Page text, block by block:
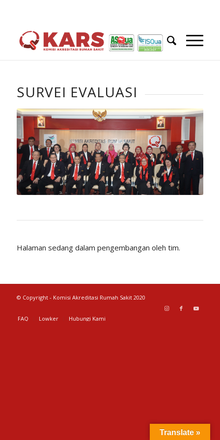
SURVEI EVALUASI
Halaman sedang dalam pengembangan oleh tim.
© Copyright - Komisi Akreditasi Rumah Sakit 2020
FAQ Lowker Hubungi Kami
Translate »